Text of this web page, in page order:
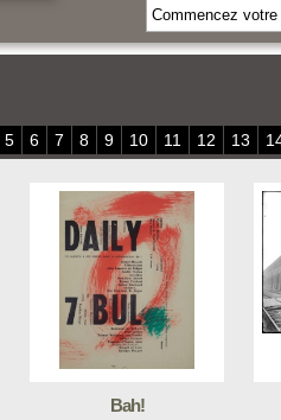
5 6 7 8 9 10 11 12 13
Bah!